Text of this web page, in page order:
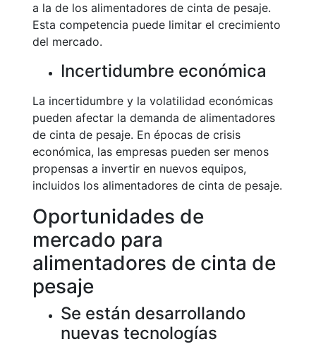
a la de los alimentadores de cinta de pesaje.
Esta competencia puede limitar el crecimiento
del mercado.
Incertidumbre económica
La incertidumbre y la volatilidad económicas
pueden afectar la demanda de alimentadores
de cinta de pesaje. En épocas de crisis
económica, las empresas pueden ser menos
propensas a invertir en nuevos equipos,
incluidos los alimentadores de cinta de pesaje.
Oportunidades de
mercado para
alimentadores de cinta de
pesaje
Se están desarrollando
nuevas tecnologías